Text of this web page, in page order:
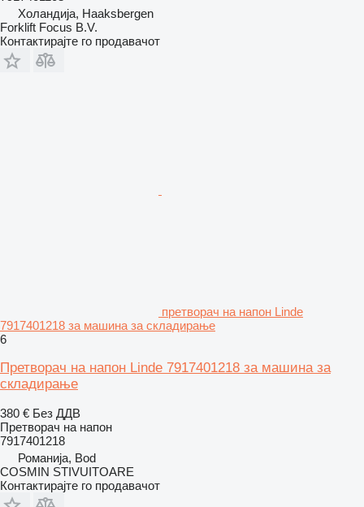
Холандија, Haaksbergen
Forklift Focus B.V.
Контактирајте го продавачот
претворач на напон Linde
7917401218 за машина за складирање
6
Претворач на напон Linde 7917401218 за машина за
складирање
380 € Без ДДВ
Претворач на напон
7917401218
Романија, Bod
COSMIN STIVUITOARE
Контактирајте го продавачот